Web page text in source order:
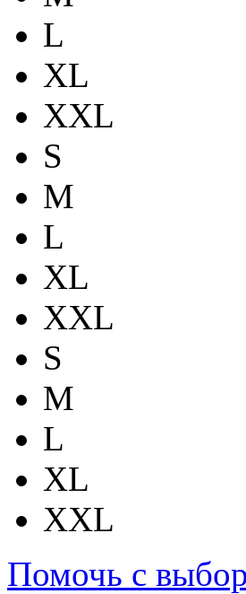
L
XL
XXL
S
M
L
XL
XXL
S
M
L
XL
XXL
Помочь с